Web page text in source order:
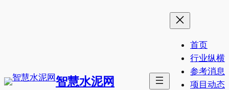
智慧水泥网
首页
行业纵横
参考消息
项目动态